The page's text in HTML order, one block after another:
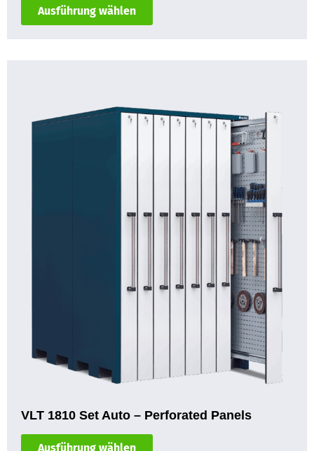
Ausführung wählen
VLT 1810 Set Auto – Perforated Panels
Ausführung wählen